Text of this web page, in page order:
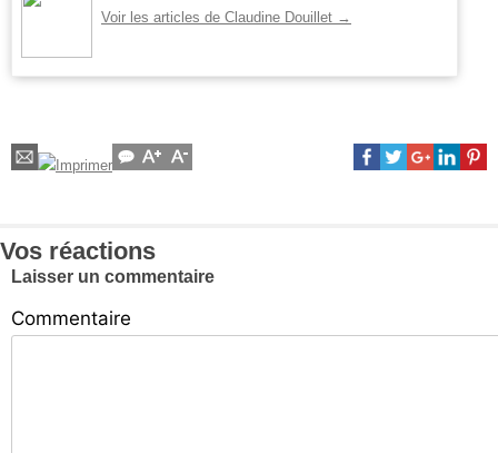
Voir les articles de Claudine Douillet →
Vos réactions
Laisser un commentaire
Commentaire